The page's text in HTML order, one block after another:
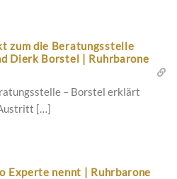
zum die Beratungsstelle
Dierk Borstel | Ruhrbarone
– Borstel erklärt
[…]
Experte nennt | Ruhrbarone